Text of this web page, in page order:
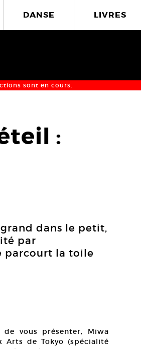
DANSE LIVRES
sont en cours.
:
dans le petit,
par
parcourt la toile
vous présenter, Miwa
Arts de Tokyo (spécialité